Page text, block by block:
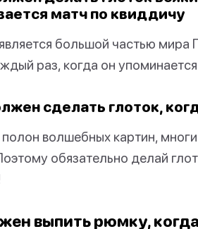
матч по квиддичу
большой частью мира
раз, когда он
сделать глоток,
полон волшебных картин,
обязательно делай
выпить рюмку,